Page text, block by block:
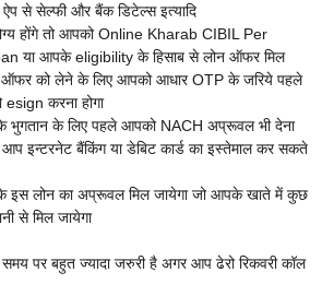
से सेल्फी और बैंक डिटेल्स इत्यादि
होंगे तो आपको Online Kharab CIBIL Per
या आपके eligibility के हिसाब से लोन ऑफर मिल
ऑफर को लेने के लिए आपको आधार OTP के जरिये पहले
esign करना होगा
भुगतान के लिए पहले आपको NACH अप्रूवल भी देना
आप इन्टरनेट बैंकिंग या डेबिट कार्ड का इस्तेमाल कर सकते
लोन का अप्रूवल मिल जायेगा जो आपके खाते में कुछ
से मिल जायेगा
पर बहुत ज्यादा जरुरी है अगर आप ढेरो रिकवरी कॉल